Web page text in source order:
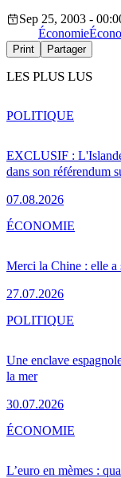
Sep 25, 2003 -
Économie
Print Partager
LES PLUS LUS
EXCLUSIF :
dans son référendum
07.08.2026
POLITIQUE
Merci la Chine : elle a
27.07.2026
ÉCONOMIE
Une enclave
la mer
30.07.2026
POLITIQUE
L’euro en mèmes :
ÉCONOMIE